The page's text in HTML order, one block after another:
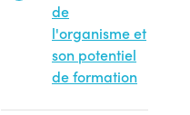
de
l'organisme et
son potentiel
de formation